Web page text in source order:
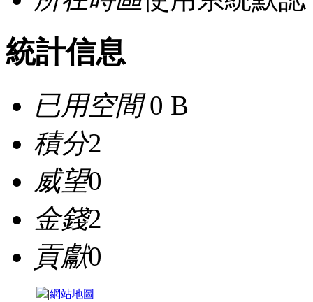
統計信息
已用空間0 B
積分2
威望0
金錢2
貢獻0
|網站地圖